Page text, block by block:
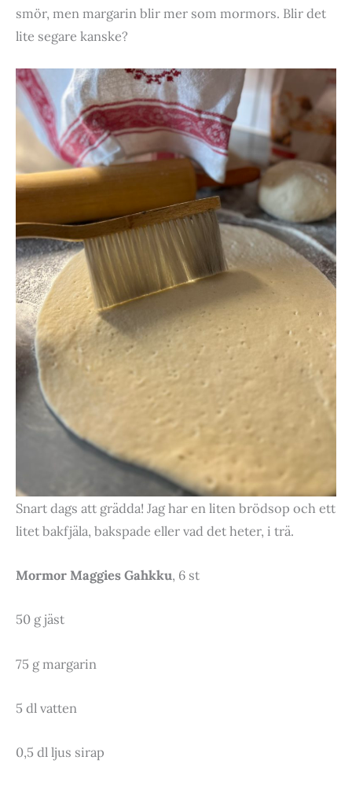
smör, men margarin blir mer som mormors. Blir det
lite segare kanske?
Snart dags att grädda! Jag har en liten brödsop och ett
litet bakfjäla, bakspade eller vad det heter, i trä.
Mormor Maggies Gahkku, 6 st
50 g jäst
75 g margarin
5 dl vatten
0,5 dl ljus sirap